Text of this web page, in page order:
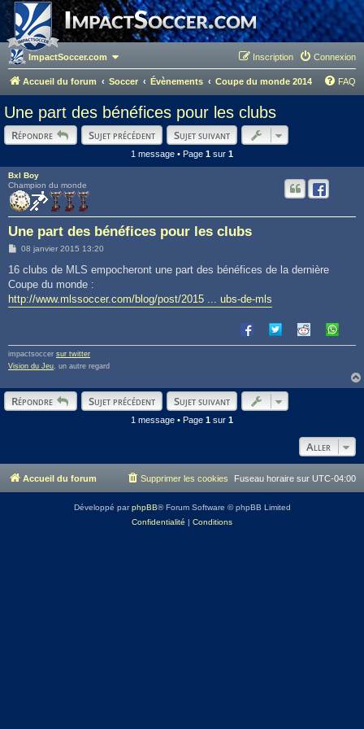
ImpactSoccer.com Connexion
Inscription
Accueil du forum Soccer Évènements Coupe du monde 2014 FAQ
Une part des bénéfices pour les clubs
Répondre Sujet précédent Sujet suivant
1 message • Page 1 sur 1
Bxl Boy
Champion du monde
Une part des bénéfices pour les clubs
M
s
a
g
e
08 janvier 2015 13:20
16 clubs de MLS empocheront une part des bénéfices de la dernière
Coupe du monde :
http://www.mlssoccer.com/blog/post/2015 ... ubs-de-mls
impactsoccer sur twitter
Vision du Jeu , un autre regard
Répondre Sujet précédent Sujet suivant
1 message • Page 1 sur 1
Aller
Accueil du forum Fuseau horaire sur UTC-04:00
Supprimer les cookies
Développé parphpBB® Forum Software © phpBB Limited
Confidentialité | Conditions